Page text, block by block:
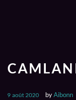
9 août 2020 by Aibonn